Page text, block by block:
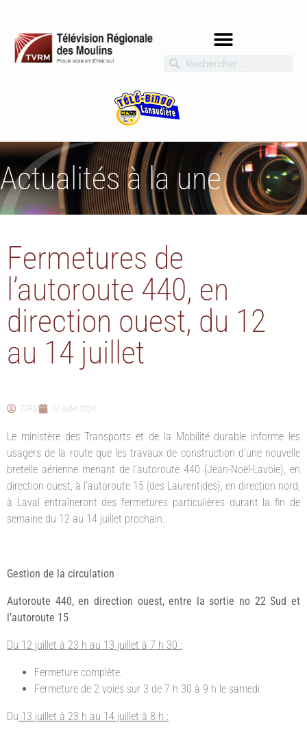
Actualités à la une
Fermetures de
l’autoroute 440, en
direction ouest, du 12
au 14 juillet
TVRM 10 juillet 2024
Le ministère des Transports et de la Mobilité durable informe les
usagers de la route que les travaux de construction d’une nouvelle
bretelle aérienne menant de l’autoroute 440 (Jean-Noël-Lavoie), en
direction ouest, à l’autoroute 15 (des Laurentides), en direction nord,
à Laval entraîneront des fermetures particulières durant la fin de
semaine du 12 au 14 juillet prochain.
Gestion de la circulation
Autoroute 440, en direction ouest, entre la sortie no 22 Sud et
l’autoroute 15
Du 12 juillet à 23 h au 13 juillet à 7 h 30 :
Fermeture complète.
Fermeture de 2 voies sur 3 de 7 h 30 à 9 h le samedi.
Du 13 juillet à 23 h au 14 juillet à 8 h :